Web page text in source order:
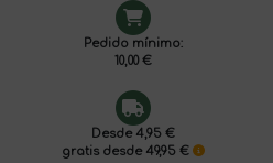
Pedido mínimo:
10,00 €
Desde 4,95 €
gratis desde 49,95 €